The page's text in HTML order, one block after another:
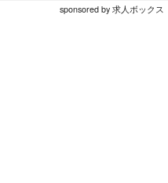
sponsored by 求人ボックス